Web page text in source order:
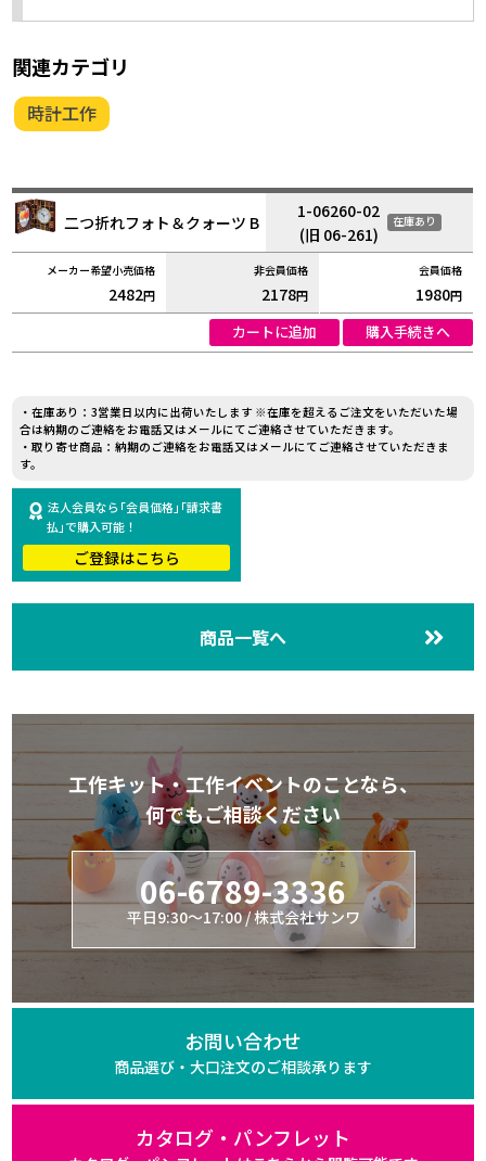
関連カテゴリ
時計工作
二つ折れフォト＆クォーツ B
1-06260-02
(旧 06-261)
在庫あり
2482円 2178円 1980円
カートに追加 購入手続きへ
・在庫あり：3営業日以内に出荷いたします ※在庫を超えるご注文をいただいた場
合は納期のご連絡をお電話又はメールにてご連絡させていただきます。
・取り寄せ商品：納期のご連絡をお電話又はメールにてご連絡させていただきま
す。
法人会員なら｢会員価格｣｢請求書
払｣で購入可能！
ご登録はこちら
商品一覧へ
工作キット・工作イベントのことなら、
何でもご相談ください
06-6789-3336
平日9:30～17:00 / 株式会社サンワ
お問い合わせ
商品選び・大口注文のご相談承ります
カタログ・パンフレット